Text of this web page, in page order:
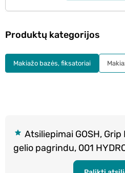
Atsiliepimai GOSH,
gelio pagrindu, 001
Produktų kategorijos
Makiažo bazės, fiksatoriai